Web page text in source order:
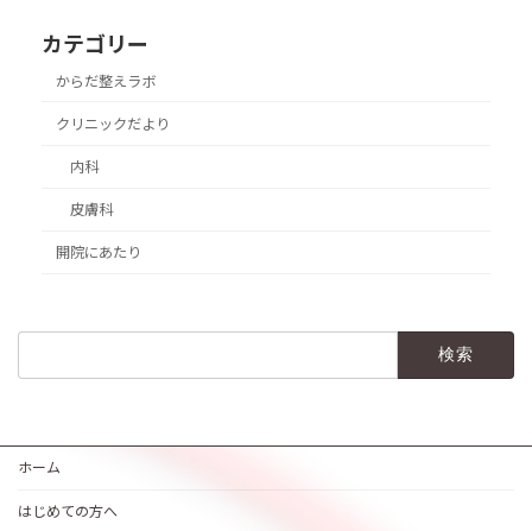
カテゴリー
からだ整えラボ
クリニックだより
内科
皮膚科
開院にあたり
ホーム
はじめての方へ